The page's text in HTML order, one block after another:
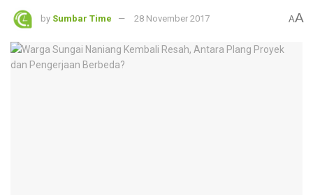
by Sumbar Time 28 November 2017 AA